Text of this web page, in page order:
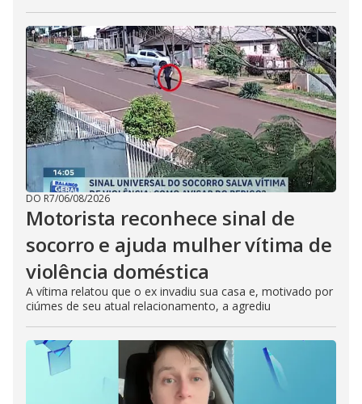
DO R7/06/08/2026
Motorista reconhece sinal de
socorro e ajuda mulher vítima de
violência doméstica
A vítima relatou que o ex invadiu sua casa e, motivado por
ciúmes de seu atual relacionamento, a agrediu